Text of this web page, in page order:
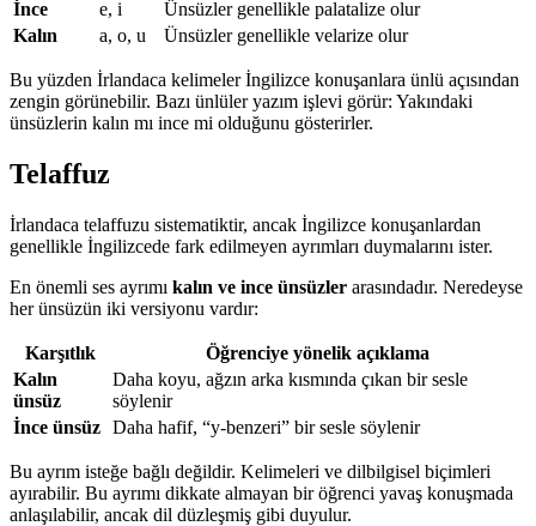
İnce
e, i
Ünsüzler genellikle palatalize olur
Kalın
a, o, u Ünsüzler genellikle velarize olur
Bu yüzden İrlandaca kelimeler İngilizce konuşanlara ünlü açısından
zengin görünebilir. Bazı ünlüler yazım işlevi görür: Yakındaki
ünsüzlerin kalın mı ince mi olduğunu gösterirler.
Telaffuz
İrlandaca telaffuzu sistematiktir, ancak İngilizce konuşanlardan
genellikle İngilizcede fark edilmeyen ayrımları duymalarını ister.
En önemli ses ayrımı kalın ve ince ünsüzler arasındadır. Neredeyse
her ünsüzün iki versiyonu vardır:
Karşıtlık
Öğrenciye yönelik açıklama
Kalın
ünsüz
Daha koyu, ağzın arka kısmında çıkan bir sesle
söylenir
İnce ünsüz Daha hafif, “y-benzeri” bir sesle söylenir
Bu ayrım isteğe bağlı değildir. Kelimeleri ve dilbilgisel biçimleri
ayırabilir. Bu ayrımı dikkate almayan bir öğrenci yavaş konuşmada
anlaşılabilir, ancak dil düzleşmiş gibi duyulur.